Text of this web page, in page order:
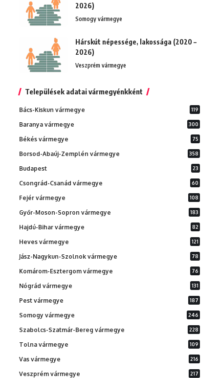
2026)
Somogy vármegye
Hárskút népessége, lakossága (2020 –
2026)
Veszprém vármegye
Települések adatai vármegyénkként
Bács-Kiskun vármegye 119
Baranya vármegye 300
Békés vármegye 75
Borsod-Abaúj-Zemplén vármegye 358
Budapest 23
Csongrád-Csanád vármegye 60
Fejér vármegye 108
Győr-Moson-Sopron vármegye 183
Hajdú-Bihar vármegye 82
Heves vármegye 121
Jász-Nagykun-Szolnok vármegye 78
Komárom-Esztergom vármegye 76
Nógrád vármegye 131
Pest vármegye 187
Somogy vármegye 246
Szabolcs-Szatmár-Bereg vármegye 228
Tolna vármegye 109
Vas vármegye 216
Veszprém vármegye 217